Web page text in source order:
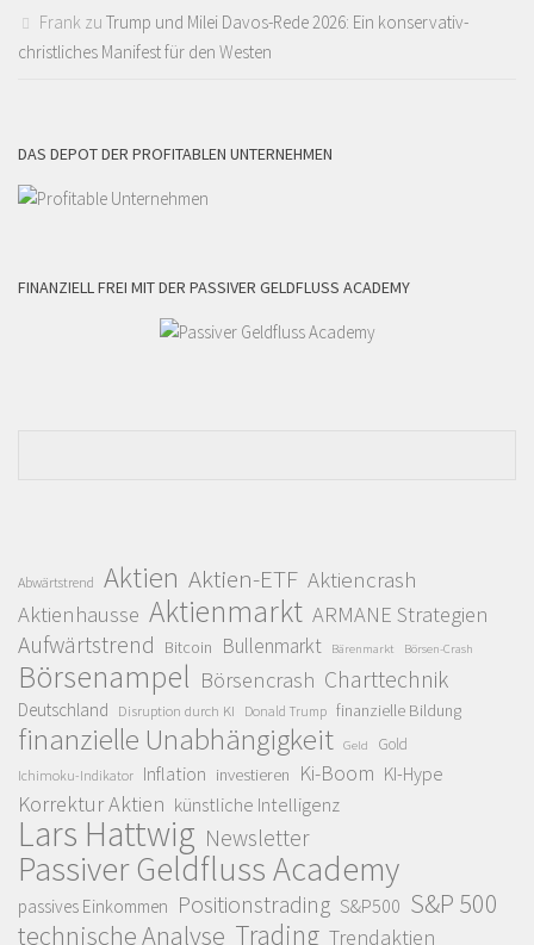
Frank zu Trump und Milei Davos-Rede 2026: Ein konservativ-
christliches Manifest für den Westen
DAS DEPOT DER PROFITABLEN UNTERNEHMEN
FINANZIELL FREI MIT DER PASSIVER GELDFLUSS ACADEMY
Abwärtstrend Aktien Aktien-ETF Aktiencrash
Aktienhausse Aktienmarkt ARMANE Strategien
Aufwärtstrend Bitcoin Bullenmarkt Bärenmarkt Börsen-Crash
Börsenampel Börsencrash Charttechnik
Deutschland Disruption durch KI Donald Trump finanzielle Bildung
finanzielle Unabhängigkeit Geld Gold
Ichimoku-Indikator Inflation investieren Ki-Boom KI-Hype
Korrektur Aktien künstliche Intelligenz
Lars Hattwig Newsletter
Passiver Geldfluss Academy
passives Einkommen Positionstrading S&P500 S&P 500
technische Analyse Trading Trendaktien